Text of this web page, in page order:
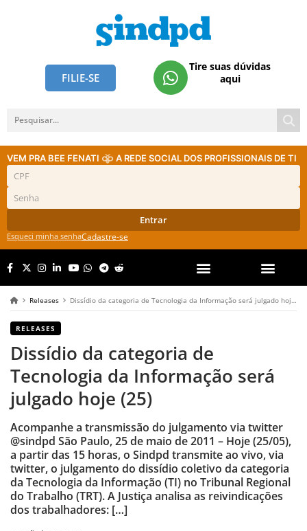
FILIE-SE
Tire suas dúvidas
aqui
VEM PRA BEE FENATI A REDE SOCIAL DOS PROFISSIONAIS DE TI
Entrar
Esqueci minha senhaCadastre-se
Releases Dissídio da categoria de Tecnologia da Informação será julgado hoje (25)
RELEASES
Dissídio da categoria de
Tecnologia da Informação será
julgado hoje (25)
Acompanhe a transmissão do julgamento via twitter
@sindpd São Paulo, 25 de maio de 2011 – Hoje (25/05),
a partir das 15 horas, o Sindpd transmite ao vivo, via
twitter, o julgamento do dissídio coletivo da categoria
da Tecnologia da Informação (TI) no Tribunal Regional
do Trabalho (TRT). A Justiça analisa as reivindicações
dos trabalhadores: […]